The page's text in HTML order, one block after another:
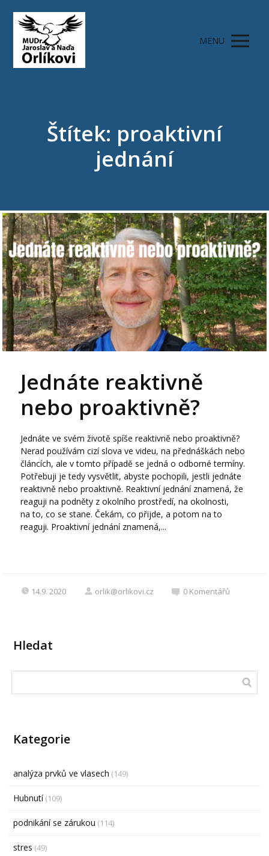
MENU
Štítek: proaktivní
jednání
Jednáte reaktivně
nebo proaktivně?
Jednáte ve svém životě spíše reaktivně nebo proaktivně?
Nerad používám cizí slova ve videu, na přednáškách nebo
článcích, ale v tomto případě se jedná o odborné termíny.
Potřebuji je tedy vysvětlit, abyste pochopili, jestli jednáte
reaktivně nebo proaktivně. Reaktivní jednání znamená, že
reaguji na podněty z okolního prostředí, na okolnosti,
na to, co se stane. Čekám, co přijde, a potom na to
reaguji. Proaktivní jednání znamená,...
14.9. 2020 orlik@orlikovi.cz 0 Komentářů
Hledat
Kategorie
analýza prvků ve vlasech (149)
Hubnutí(109)
podnikání se zárukou (114)
stres (49)